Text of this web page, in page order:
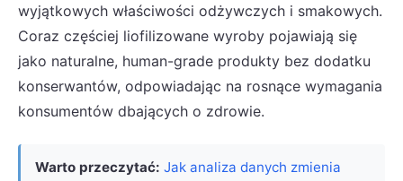
wyjątkowych właściwości odżywczych i smakowych.
Coraz częściej liofilizowane wyroby pojawiają się
jako naturalne, human-grade produkty bez dodatku
konserwantów, odpowiadając na rosnące wymagania
konsumentów dbających o zdrowie.
Warto przeczytać: Jak analiza danych zmienia